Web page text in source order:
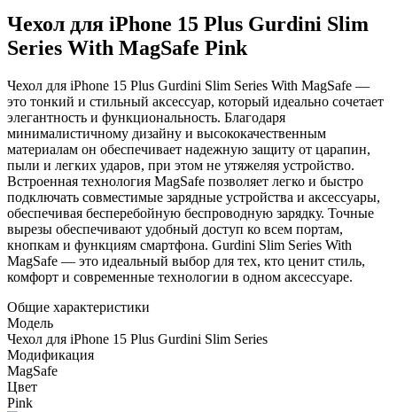
Чехол для iPhone 15 Plus Gurdini Slim
Series With MagSafe Pink
Чехол для iPhone 15 Plus Gurdini Slim Series With MagSafe —
это тонкий и стильный аксессуар, который идеально сочетает
элегантность и функциональность. Благодаря
минималистичному дизайну и высококачественным
материалам он обеспечивает надежную защиту от царапин,
пыли и легких ударов, при этом не утяжеляя устройство.
Встроенная технология MagSafe позволяет легко и быстро
подключать совместимые зарядные устройства и аксессуары,
обеспечивая бесперебойную беспроводную зарядку. Точные
вырезы обеспечивают удобный доступ ко всем портам,
кнопкам и функциям смартфона. Gurdini Slim Series With
MagSafe — это идеальный выбор для тех, кто ценит стиль,
комфорт и современные технологии в одном аксессуаре.
Общие характеристики
Модель
Чехол для iPhone 15 Plus Gurdini Slim Series
Модификация
MagSafe
Цвет
Pink